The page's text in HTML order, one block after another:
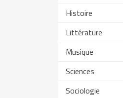
Histoire
Littérature
Musique
Sciences
Sociologie